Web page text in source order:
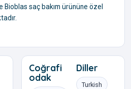
saç bakım ürününe özel
Coğrafi
odak
Diller
Turkish